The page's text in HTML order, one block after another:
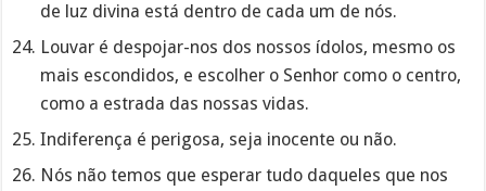
de luz divina está dentro de cada um de nós.
Louvar é despojar-nos dos nossos ídolos, mesmo os
mais escondidos, e escolher o Senhor como o centro,
como a estrada das nossas vidas.
Indiferença é perigosa, seja inocente ou não.
Nós não temos que esperar tudo daqueles que nos